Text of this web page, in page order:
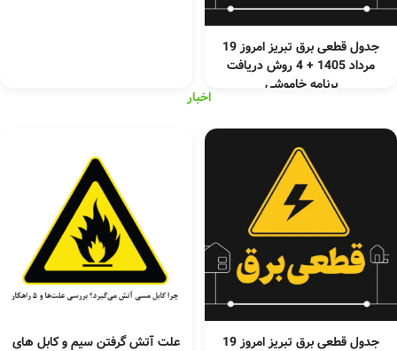
جدول قطعی برق تبریز امروز 19
مرداد 1405 + 4 روش دریافت
برنامه خاموشی
اخبار
جدول قطعی برق تبریز امروز 19
علت آتش گرفتن سیم و کابل‌ های